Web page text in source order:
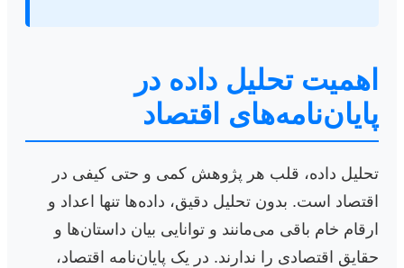
اهمیت تحلیل داده در
پایان‌نامه‌های اقتصاد
تحلیل داده، قلب هر پژوهش کمی و حتی کیفی در
اقتصاد است. بدون تحلیل دقیق، داده‌ها تنها اعداد و
ارقام خام باقی می‌مانند و توانایی بیان داستان‌ها و
حقایق اقتصادی را ندارند. در یک پایان‌نامه اقتصاد،